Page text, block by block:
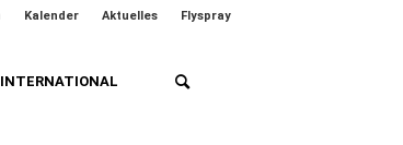
Kalender Aktuelles Flyspray
INTERNATIONAL